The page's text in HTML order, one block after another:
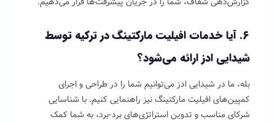
۶. آیا خدمات افیلیت مارکتینگدر ترکیه توسط
شیدایی ادز ارائه می‌شود؟
بله، ما در شیدایی ادز می‌توانیم شما را در طراحی و اجرای
کمپین‌های افیلیت مارکتینگ نیز راهنمایی کنیم. با شناسایی
شرکای مناسب و تدوین استراتژی‌های برد-برد، به شما کمک